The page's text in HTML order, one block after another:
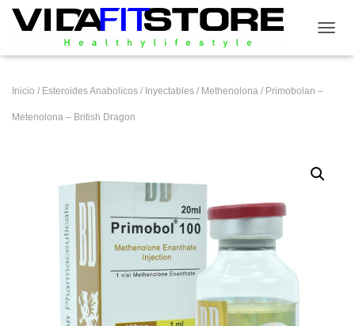
Inicio / Esteroides Anabolicos / Inyectables / Methenolona / Primobolan –
Metenolona – British Dragon